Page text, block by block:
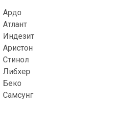
Ардо
Атлант
Индезит
Аристон
Стинол
Либхер
Беко
Самсунг